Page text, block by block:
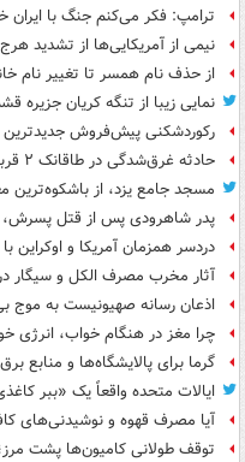
ترامپ: فکر می‌کنم جنگ با ایران
نیمی از آمریکایی‌ها از تشدید
از حذف نام همسر تا تغییر نام
نمایی زیبا از تنگه کریان جزیره
رکوردشکنی پیش‌فروش
حادثه غرق‌شدگی در طاقانک ۲ قربانی گرفت
مسجد جامع یزد، از باشکوه‌ترین
پدر شاهرودی پس از قتل پسرش،
دردسر همزمان آمریکا و
آثار مخرب مصرف الکل و سیگار
اذعان رسانه صهیونیست به موج
چرا مغز در هنگام خواب، انرژی
گرما برای پالایشگاه‌ها و منابع
ایالات متحده واقعاً یک «ببر
آیا مصرف قهوه و نوشیدنی‌های
توقف طولانی کامیون‌ها پشت